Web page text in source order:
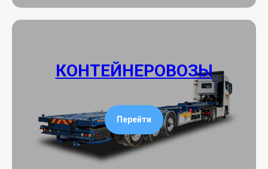
КОНТЕЙНЕРОВОЗЫ
Перейти